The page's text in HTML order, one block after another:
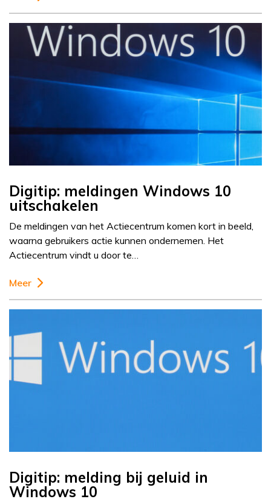
Digitip: meldingen Windows 10
uitschakelen
De meldingen van het Actiecentrum komen kort in beeld,
waarna gebruikers actie kunnen ondernemen. Het
Actiecentrum vindt u door te…
Meer
Digitip: melding bij geluid in
Windows 10